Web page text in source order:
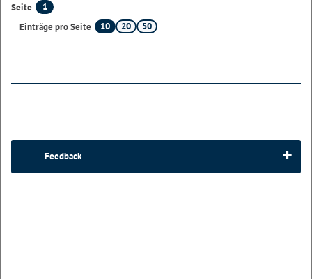
Seite
1
Einträge pro Seite
10 20 50
Feedback